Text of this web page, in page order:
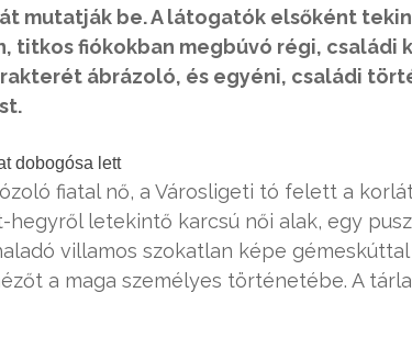
mutatják be. A látogatók elsőként
titkos fiókokban megbúvó régi, családi
ábrázoló, és egyéni, családi
dobogósa lett
fiatal nő, a Városligeti tó felett a
hegyről letekintő karcsú női alak, egy
villamos szokatlan képe gémeskúttal
a maga személyes történetébe. A